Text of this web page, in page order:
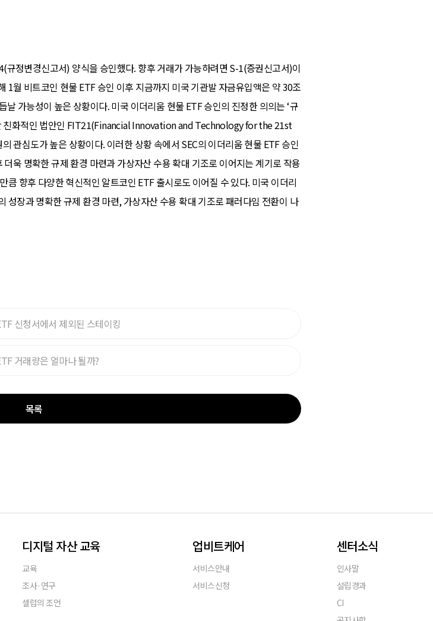
정변경신고서) 양식을 승인했다. 향후 거래가 가능하려면 S-1(증권신고서)이
1월 비트코인 현물 ETF 승인 이후 지금까지 미국 기관발 자금유입액은 약 30조
가능성이 높은 상황이다. 미국 이더리움 현물 ETF 승인의 진정한 의의는 ‘규
친화적인 법안인 FIT21(Financial Innovation and Technology for the 21st
관심도가 높은 상황이다. 이러한 상황 속에서 SEC의 이더리움 현물 ETF 승인
욱 명확한 규제 환경 마련과 가상자산 수용 확대 기조로 이어지는 계기로 작용
향후 다양한 혁신적인 알트코인 ETF 출시로도 이어질 수 있다. 미국 이더리
성장과 명확한 규제 환경 마련, 가상자산 수용 확대 기조로 패러다임 전환이 나
신청서에서 제외된 스테이킹
거래량은 얼마나 될까?
목록
디지털 자산 교육
교육
조사·연구
셀럽의 조언
업비트케어
서비스안내
서비스신청
센터소식
인사말
설립경과
CI